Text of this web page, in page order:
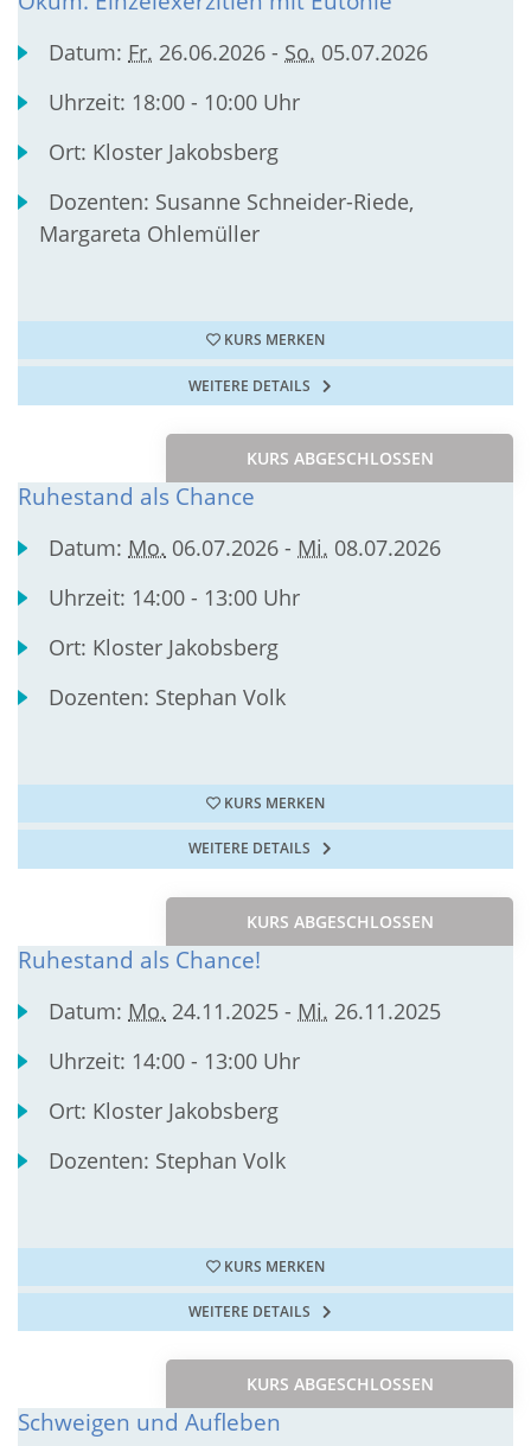
Datum: Fr. 26.06.2026 - So. 05.07.2026
Uhrzeit: 18:00 - 10:00 Uhr
Ort: Kloster Jakobsberg
Dozenten: Susanne Schneider-Riede,
Margareta Ohlemüller
KURS MERKEN
WEITERE DETAILS
KURS ABGESCHLOSSEN
Ruhestand als Chance
Datum: Mo. 06.07.2026 - Mi. 08.07.2026
Uhrzeit: 14:00 - 13:00 Uhr
Ort: Kloster Jakobsberg
Dozenten: Stephan Volk
KURS MERKEN
WEITERE DETAILS
KURS ABGESCHLOSSEN
Ruhestand als Chance!
Datum: Mo. 24.11.2025 - Mi. 26.11.2025
Uhrzeit: 14:00 - 13:00 Uhr
Ort: Kloster Jakobsberg
Dozenten: Stephan Volk
KURS MERKEN
WEITERE DETAILS
KURS ABGESCHLOSSEN
Schweigen und Aufleben